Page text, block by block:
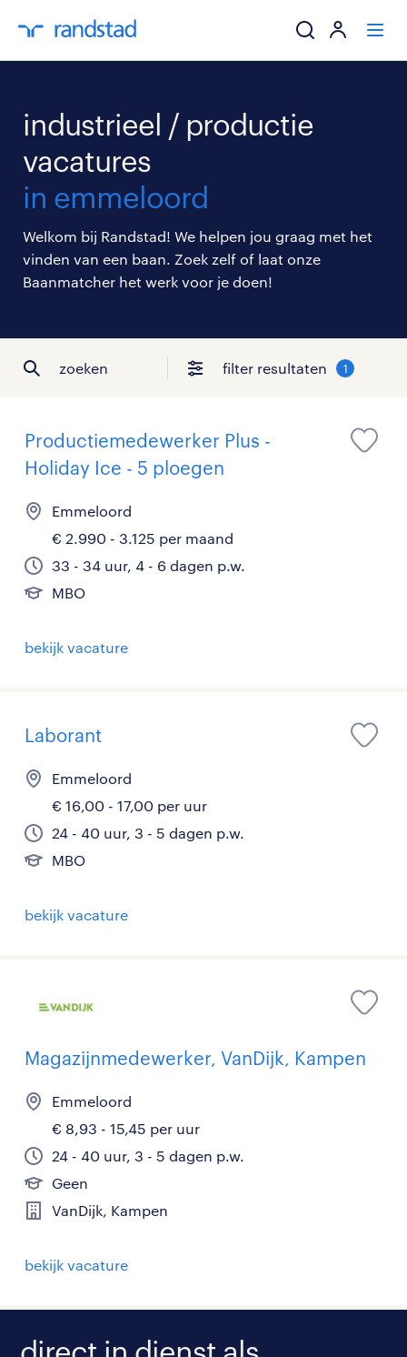
ik zoek een
over randstad
industrieel / productie
vacatures
in emmeloord
Welkom bij Randstad! We helpen jou graag met het
vinden van een baan. Zoek zelf of laat onze
Baanmatcher het werk voor je doen!
zoeken filter resultaten 1
Productiemedewerker Plus -
Holiday Ice - 5 ploegen
Emmeloord
€ 2.990 - 3.125 per maand
33 - 34 uur, 4 - 6 dagen p.w.
MBO
bekijk vacature
Laborant
Emmeloord
€ 16,00 - 17,00 per uur
24 - 40 uur, 3 - 5 dagen p.w.
MBO
bekijk vacature
Magazijnmedewerker, VanDijk, Kampen
Emmeloord
€ 8,93 - 15,45 per uur
24 - 40 uur, 3 - 5 dagen p.w.
Geen
VanDijk, Kampen
bekijk vacature